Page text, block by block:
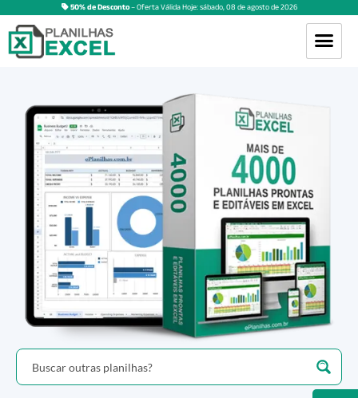
50% de Desconto– Oferta Válida Hoje:sábado,08 deagostode2026